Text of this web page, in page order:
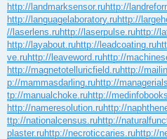
http://landmarksensor.ruhttp://
http://languagelaboratory.ruhttp://
//laserlens.ruhttp://laserpulse.ruhttp://
http://layabout.ruhttp://leadcoating.ru
ve.ruhttp://leaveword.ruhttp://
http://magnetotelluricfield.ruhttp://
p://mammasdarling.ruhttp://
tp://manualchoke.ruhttp://
http://nameresolution.ruhttp://
ttp://nationalcensus.ruhttp://
plaster.ruhttp://necroticcaries.ruhttp://